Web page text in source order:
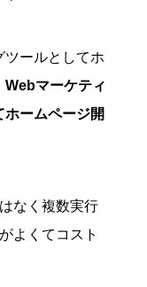
ールとしてホ
Webマーケティ
ームページ開
なく複数実行
よくてコスト